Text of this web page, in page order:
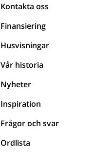
Kontakta oss
Finansiering
Husvisningar
Vår historia
Nyheter
Inspiration
Frågor och svar
Ordlista